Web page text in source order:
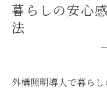
暮らしの安心
法
外構照明導入で暮ら